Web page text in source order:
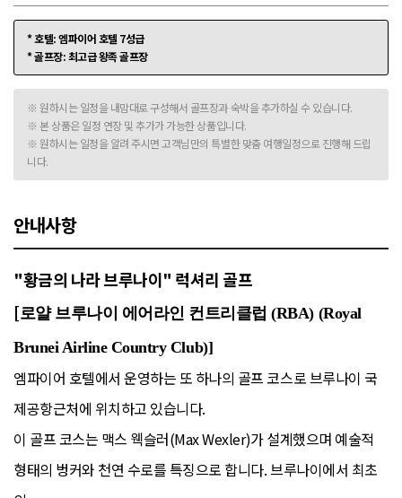
* 호텔: 엠파이어 호텔 7성급
* 골프장: 최고급 왕족 골프장
※ 원하시는 일정을 내맘대로 구성해서 골프장과 숙박을 추가하실 수 있습니다.
※ 본 상품은 일정 연장 및 추가가 가능한 상품입니다.
※ 원하시는 일정을 알려 주시면 고객님만의 특별한 맞춤 여행일정으로 진행해 드립
니다.
안내사항
"황금의 나라 브루나이" 럭셔리 골프
[로얄 브루나이 에어라인 컨트리클럽 (RBA) (Royal
Brunei Airline Country Club)]
엠파이어 호텔에서 운영하는 또 하나의 골프 코스로 브루나이 국
제공항근처에 위치하고 있습니다.
이 골프 코스는 맥스 웩슬러(Max Wexler)가 설계했으며 예술적
형태의 벙커와 천연 수로를 특징으로 합니다. 브루나이에서 최초